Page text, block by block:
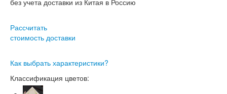
Рассчитать
стоимость доставки
Как выбрать характеристики?
Классификация цветов: